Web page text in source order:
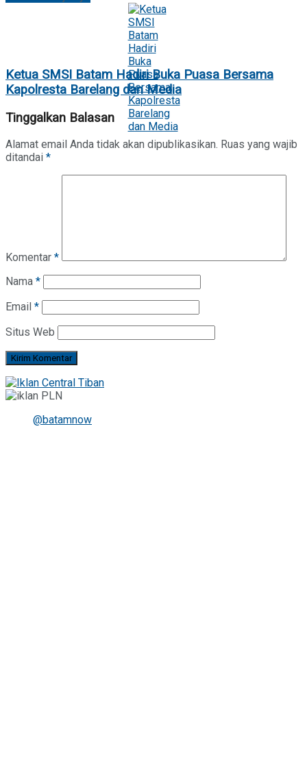
Ketua SMSI Batam Hadiri Buka Puasa Bersama
Kapolresta Barelang dan Media
Tinggalkan Balasan
Alamat email Anda tidak akan dipublikasikan. Ruas yang wajib
ditandai *
Komentar *
Nama *
Email *
Situs Web
@batamnow